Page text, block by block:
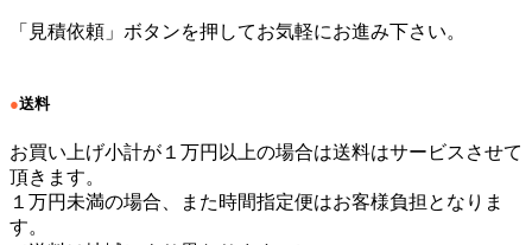
「見積依頼」ボタンを押してお気軽にお進み下さい。
●送料
お買い上げ小計が１万円以上の場合は送料はサービスさせて
頂きます。
１万円未満の場合、また時間指定便はお客様負担となりま
す。